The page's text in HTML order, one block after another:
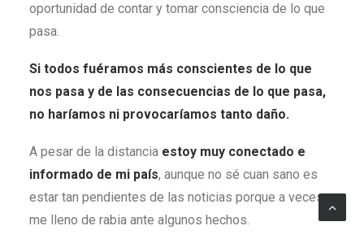
oportunidad de contar y tomar consciencia de lo que
pasa.
Si todos fuéramos más conscientes de lo que
nos pasa y de las consecuencias de lo que pasa,
no haríamos ni provocaríamos tanto daño.
A pesar de la distancia estoy muy conectado e
informado de mi país, aunque no sé cuan sano es
estar tan pendientes de las noticias porque a veces
me lleno de rabia ante algunos hechos.